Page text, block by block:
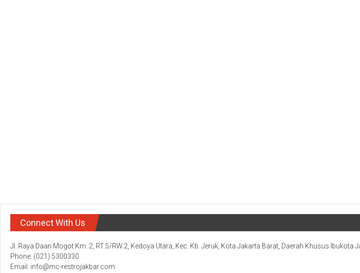
Connect With Us
Jl. Raya Daan Mogot Km. 2, RT.5/RW.2, Kedoya Utara, Kec. Kb. Jeruk, Kota Jakarta Barat, Daerah Khusus Ibukota
Phone: (021) 5300330
Email: info@mc-restrojakbar.com